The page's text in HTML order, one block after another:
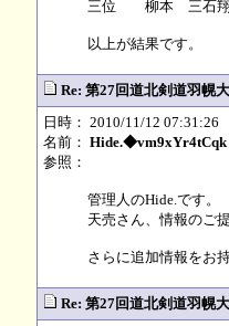
三位 柳本 三石翔
以上が結果です。
Re: 第27回道北剣道羽幌
日時： 2010/11/12 07:31:26
名前： Hide.◆vm9xYr4tCqk
参照：
管理人のHide.です。
天売さん、情報のご
さらに追加情報をお
Re: 第27回道北剣道羽幌